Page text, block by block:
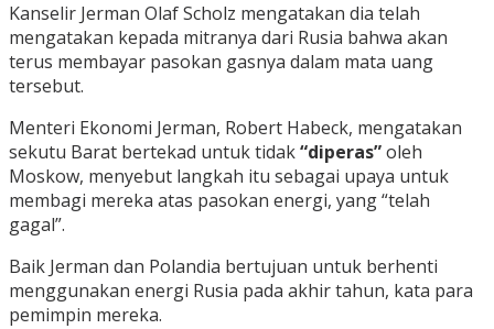
Kanselir Jerman Olaf Scholz mengatakan dia telah
mengatakan kepada mitranya dari Rusia bahwa akan
terus membayar pasokan gasnya dalam mata uang
tersebut.
Menteri Ekonomi Jerman, Robert Habeck, mengatakan
sekutu Barat bertekad untuk tidak“diperas”oleh
Moskow, menyebut langkah itu sebagai upaya untuk
membagi mereka atas pasokan energi, yang “telah
gagal”.
Baik Jerman dan Polandia bertujuan untuk berhenti
menggunakan energi Rusia pada akhir tahun, kata para
pemimpin mereka.